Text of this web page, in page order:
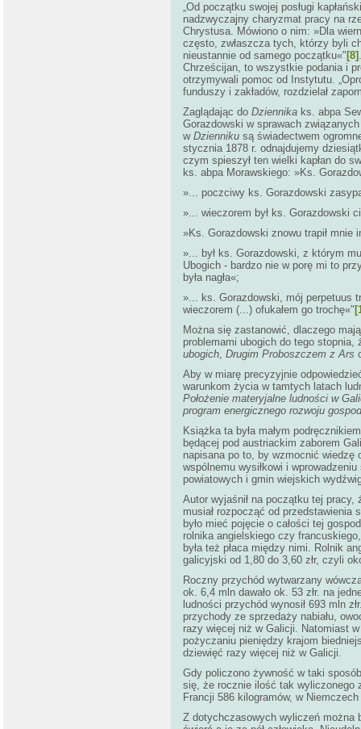
„Od początku swojej posługi
nadzwyczajny charyzmat pracy na
Chrystusa. Mówiono o nim: »Dla
często, zwłaszcza tych, którzy byli
nieustannie od samego początku«" [8]
Chrześcijan, to wszystkie podania i
otrzymywali pomoc od Instytutu.
funduszy i zakładów, rozdzielał
Zaglądając do Dziennika ks. abpa
Gorazdowski w sprawach
w Dzienniku są świadectwem
stycznia 1878 r. odnajdujemy
czym spieszył ten wielki kapłan do
ks. abpa Morawskiego: »Ks.
»... poczciwy ks. Gorazdowski
»... wieczorem był ks. Gorazdowski
»Ks. Gorazdowski znowu trapił mnie
»... był ks. Gorazdowski, z którym
Ubogich - bardzo nie w porę mi to
była nagła«;
»... ks. Gorazdowski, mój perpetuus
wieczorem (...) ofukałem go trochę«"
Można się zastanowić, dlaczego
problemami ubogich do tego
ubogich, Drugim Proboszczem z Ars
Aby w miarę precyzyjnie
warunkom życia w tamtych latach
Położenie materyjalne ludności w
program energicznego rozwoju
Książka ta była małym
będącej pod austriackim zaborem
napisana po to, by wzmocnić wiedzę
wspólnemu wysiłkowi i
powiatowych i gmin wiejskich
Autor wyjaśnił na początku tej
musiał rozpocząć od przedstawienia
było mieć pojęcie o całości tej
rolnika angielskiego czy
była też płaca między nimi. Rolnik
galicyjski od 1,80 do 3,60 złr, czyli
Roczny przychód wytwarzany
ok. 6,4 mln dawało ok. 53 złr. na
ludności przychód wynosił 693 mln
przychody ze sprzedaży nabiału,
razy więcej niż w Galicji. Natomiast
pożyczaniu pieniędzy krajom
dziewięć razy więcej niż w Galicji.
Gdy policzono żywność w taki
się, że rocznie ilość tak wyliczonego
Francji 586 kilogramów, w
Z dotychczasowych wyliczeń można